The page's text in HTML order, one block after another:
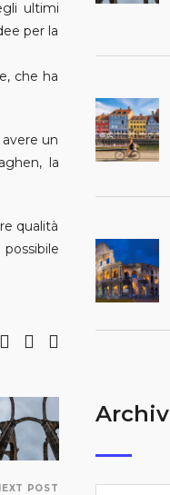
ultimi
per la
che ha
un
la
qualità
POST